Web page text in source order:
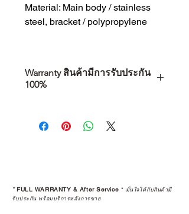
Material: Main body / stainless
steel, bracket / polypropylene
Warranty สินค้ามีการรับประกัน
100%
คุณตัดสินใจซื้อ แต่รวมไปถึง
“ประสบการณ์หลังการใช้งาน” ใน
STUDIO และร้านตัวแทนจำหน่ายที่
ได้รับการแต่งตั้งอย่างเป็นทางการ จะ
*FULL WARRANTY & After Service * มั่นใจได้กับสินค้ามี
รับประกัน พร้อมบริการหลังการขาย